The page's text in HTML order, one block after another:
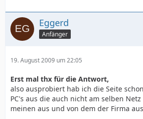
Eggerd
Anfänger
19. August 2009 um 22:05
Erst mal thx für die Antwort,
also ausprobiert hab ich die Seite
PC's aus die auch nicht am selben
meinen aus und von dem der Firma